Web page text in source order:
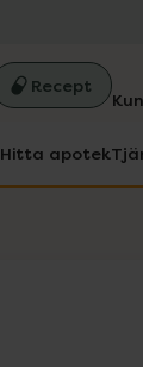
Recept
Hitta apotek